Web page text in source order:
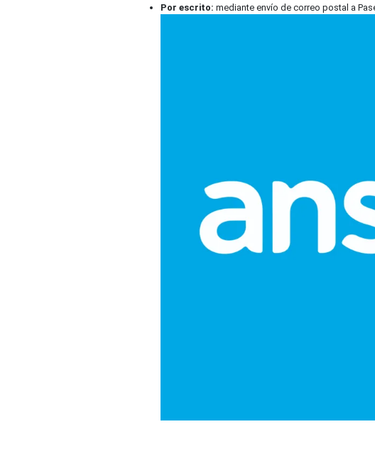
Por escrito: mediante envío de correo postal a